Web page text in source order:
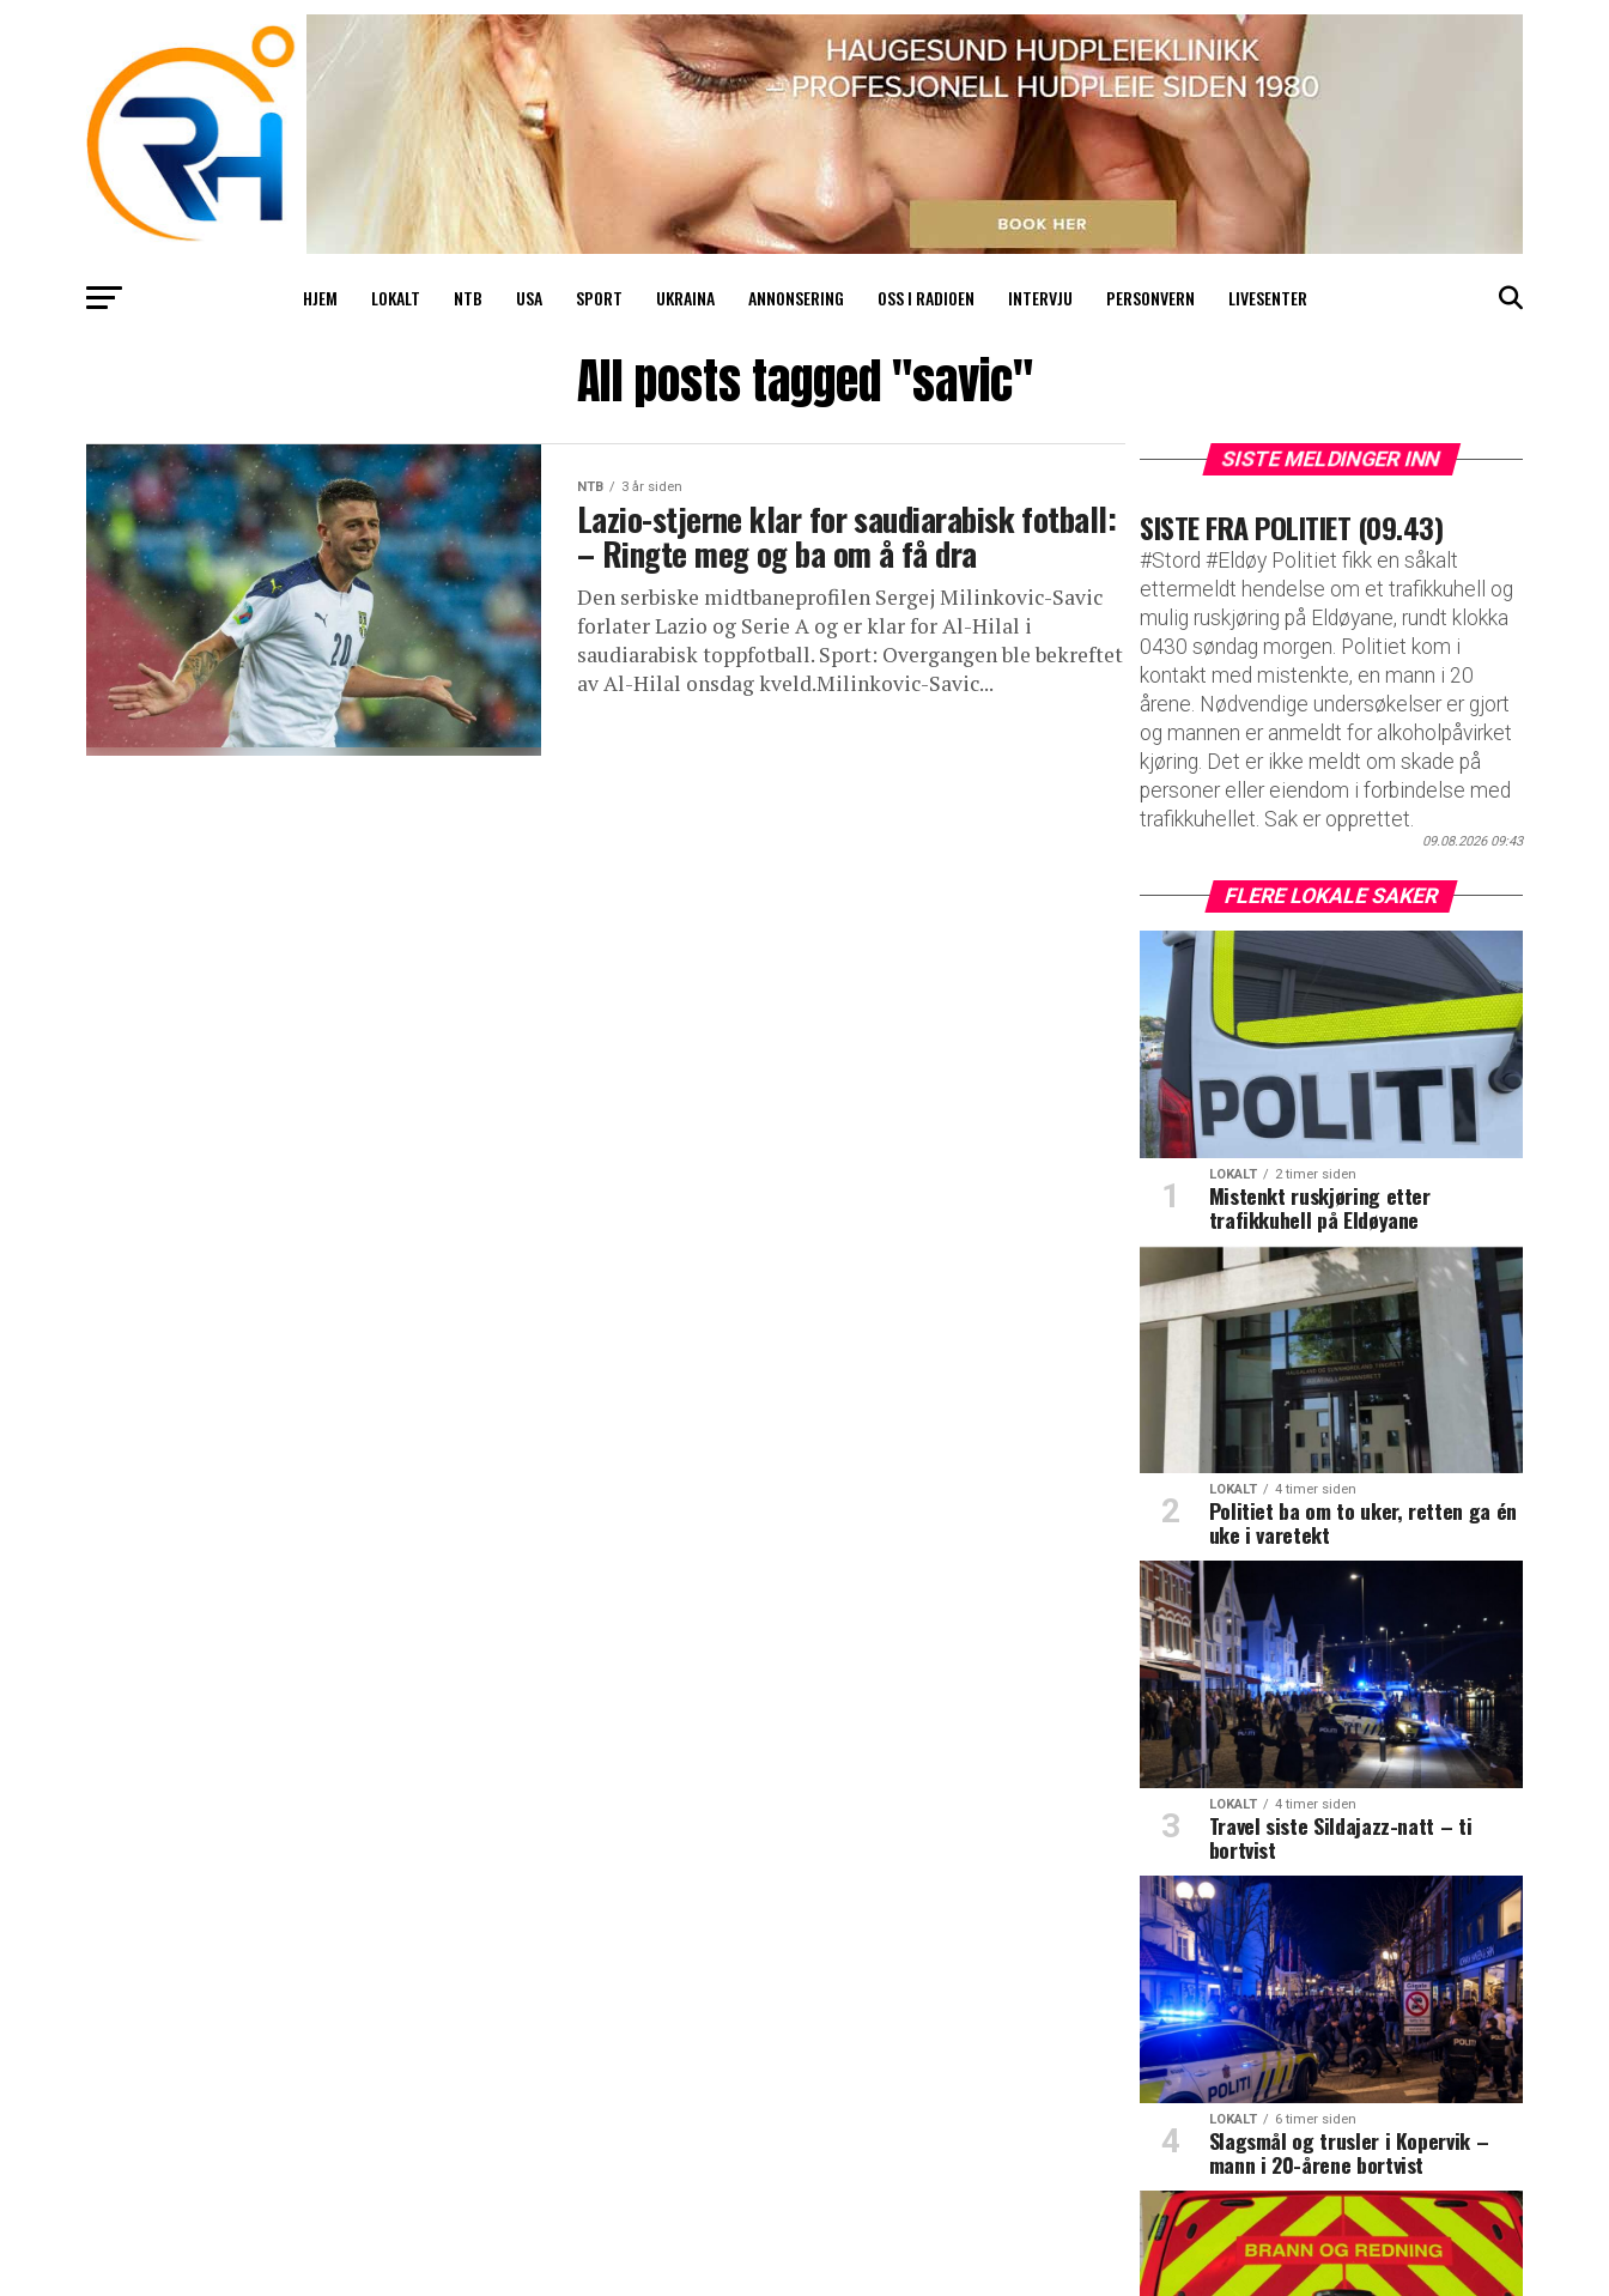
HJEM LOKALT NTB USA SPORT UKRAINA ANNONSERING OSS I RADIOEN INTERVJU PERSONVERN LIVESENTER
All posts tagged "savic"
NTB 3 år siden
Lazio-stjerne klar for saudiarabisk fotball:
– Ringte meg og ba om å få dra
Den serbiske midtbaneprofilen Sergej Milinkovic-Savic
forlater Lazio og Serie A og er klar for Al-Hilal i
saudiarabisk toppfotball. Sport: Overgangen ble bekreftet
av Al-Hilal onsdag kveld.Milinkovic-Savic...
SISTE MELDINGER INN
SISTE FRA POLITIET (09.43)
#Stord #Eldøy Politiet fikk en såkalt
ettermeldt hendelse om et trafikkuhell og
mulig ruskjøring på Eldøyane, rundt klokka
0430 søndag morgen. Politiet kom i
kontakt med mistenkte, en mann i 20
årene. Nødvendige undersøkelser er gjort
og mannen er anmeldt for alkoholpåvirket
kjøring. Det er ikke meldt om skade på
personer eller eiendom i forbindelse med
trafikkuhellet. Sak er opprettet.
09.08.2026 09:43
FLERE LOKALE SAKER
LOKALT 2 timer siden
Mistenkt ruskjøring etter
trafikkuhell på Eldøyane
LOKALT 4 timer siden
Politiet ba om to uker, retten ga én
uke i varetekt
LOKALT 4 timer siden
Travel siste Sildajazz-natt – ti
bortvist
LOKALT 6 timer siden
Slagsmål og trusler i Kopervik –
mann i 20-årene bortvist